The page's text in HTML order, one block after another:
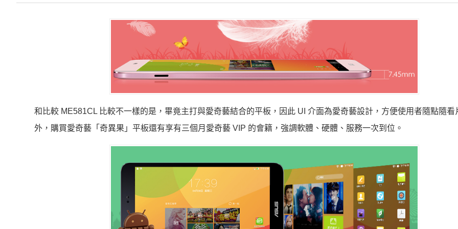
和比較 ME581CL 比較不一樣的是，畢竟主打與愛奇藝結合的平板，因此 UI 介面為愛奇藝設計，方便使用者隨點隨看
外，購買愛奇藝「奇異果」平板還有享有三個月愛奇藝 VIP 的會籍，強調軟體、硬體、服務一次到位。